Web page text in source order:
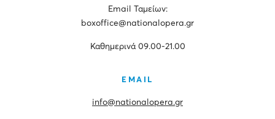
Εmail Ταμείων:
boxoffice@nationalopera.gr
Καθημερινά 09.00-21.00
EMAIL
info@nationalopera.gr